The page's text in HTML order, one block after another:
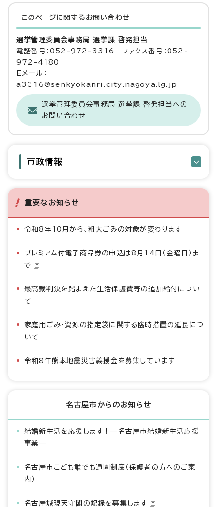
このページに関する お問い合わせ
選挙管理委員会事務局 選挙課 啓発担当
電話番号：052-972-3316 ファクス番号：052-
972-4180
Eメール：
a3316@senkyokanri.city.nagoya.lg.jp
選挙管理委員会事務局 選挙課 啓発担当への
お問い合わせ
市政情報
重要なお知らせ
令和8年10月から、粗大ごみの対象が変わります
プレミアム付電子商品券の申込は8月14日（金曜日）ま
で
最高裁判決を踏まえた生活保護費等の追加給付につい
て
家庭用ごみ・資源の指定袋に関する臨時措置の延長につ
いて
令和8年熊本地震災害義援金を募集しています
名古屋市からのお知らせ
結婚新生活を応援します！―名古屋市結婚新生活応援
事業―
名古屋市こども誰でも通園制度（保護者の方へのご案
内）
名古屋城現天守閣の記録を募集します